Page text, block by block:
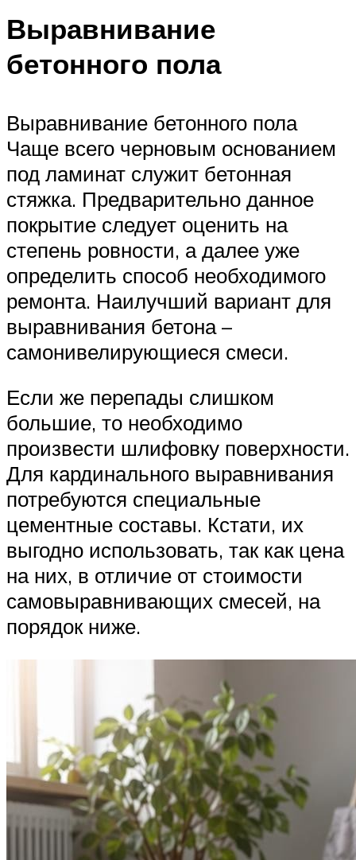
Выравнивание
бетонного пола
Выравнивание бетонного пола
Чаще всего черновым основанием
под ламинат служит бетонная
стяжка. Предварительно данное
покрытие следует оценить на
степень ровности, а далее уже
определить способ необходимого
ремонта. Наилучший вариант для
выравнивания бетона –
самонивелирующиеся смеси.
Если же перепады слишком
большие, то необходимо
произвести шлифовку поверхности.
Для кардинального выравнивания
потребуются специальные
цементные составы. Кстати, их
выгодно использовать, так как цена
на них, в отличие от стоимости
самовыравнивающих смесей, на
порядок ниже.